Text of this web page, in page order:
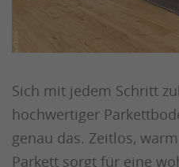
Sich mit jedem Schritt
hochwertiger
genau das. Zeitlos,
Parkett sorgt für eine